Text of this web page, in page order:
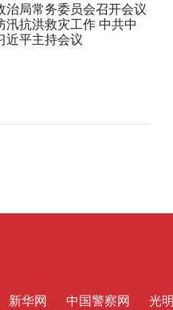
治局常务委员会召开会议
汛抗洪救灾工作 中共中
近平主持会议
新华网 中国警察网 光